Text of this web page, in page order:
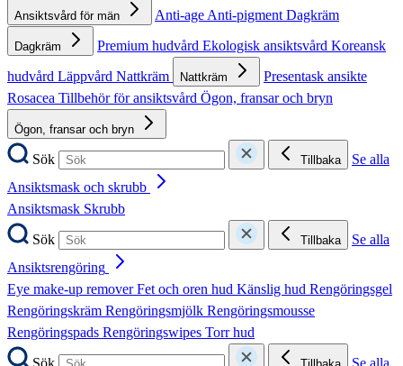
Ansiktsvård för män Anti-ageAnti-pigmentDagkräm
Dagkräm Premium hudvård Ekologisk ansiktsvård Koreansk
hudvård Läppvård Nattkräm Nattkräm
Presentask ansikte
Rosacea Tillbehör för ansiktsvård Ögon, fransar och bryn
Ögon, fransar och bryn
Sök Tillbaka
Se alla
Ansiktsmask och skrubb
Ansiktsmask Skrubb
Sök
Tillbaka
Se alla
Ansiktsrengöring
Eye make-up removerFet och oren hud Känslig hud Rengöringsgel
Rengöringskräm Rengöringsmjölk Rengöringsmousse
Rengöringspads Rengöringswipes Torr hud